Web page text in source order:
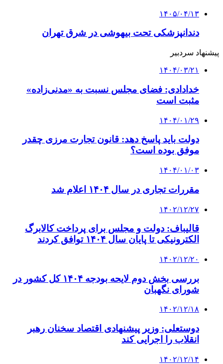
۱۴۰۵/۰۴/۱۳
دندانپزشکی تحت بیهوشی در شرق تهران
پیشنهاد سردبیر
۱۴۰۴/۰۳/۲۱
خدادادی: فضای مجلس نسبت به «مدنی‌زاده»
مثبت است
۱۴۰۴/۰۱/۲۹
دولت باید پاسخ دهد: قانون تجارت مرزی چقدر
موفق بوده است؟
۱۴۰۴/۰۱/۰۳
مقررات تجاری در سال ۱۴۰۴ اعلام شد
۱۴۰۲/۱۲/۲۷
قالیباف: دولت و مجلس برای پرداخت کالابرگ
الکترونیکی تا پایان سال ۱۴۰۴ توافق کردند
۱۴۰۲/۱۲/۲۰
بررسی بخش دوم لایحه بودجه ۱۴۰۴ کل کشور در
شورای نگهبان
۱۴۰۲/۱۲/۱۸
دوستعلی: وزیر پیشنهادی اقتصاد سخنان رهبر
انقلاب را اجرایی کند
۱۴۰۲/۱۲/۱۴